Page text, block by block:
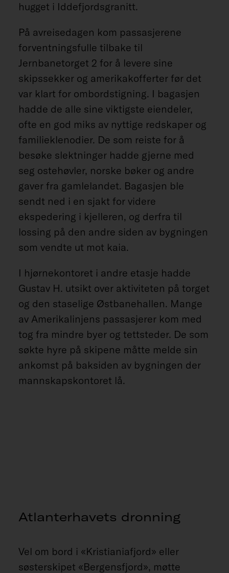
hugget i Iddefjordsgranitt.
På avreisedagen kom passasjerene
forventningsfulle tilbake til
Jernbanetorget 2 for å levere sine
skipssekker og amerikakofferter før det
var klart for ombordstigning. I bagasjen
hadde de alle sine viktigste eiendeler,
ofte en god miks av nyttige redskaper og
familieklenodier. De som reiste for å
besøke slektninger hadde gjerne med
seg ostehøvler, norske bøker og andre
gaver fra gamlelandet. Bagasjen ble
sendt ned i en sjakt for videre
ekspedering i kjelleren, og derfra til
lossing på den andre siden av bygningen
som vendte ut mot kaia.
I hjørnekontoret i andre etasje hadde
Gustav H. utsikt over aktiviteten på torget
og den staselige Østbanehallen. Mange
av Amerikalinjens passasjerer kom med
tog fra mindre byer og tettsteder. De som
søkte hyre på skipene måtte melde sin
ankomst på baksiden av bygningen der
mannskapskontoret lå.
Atlanterhavets dronning
Vel om bord i «Kristianiafjord» eller
søsterskipet «Bergensfjord», møtte